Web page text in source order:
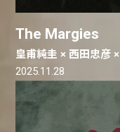
The Margies
皇甫純圭 × 西田忠彦
2025.11.28